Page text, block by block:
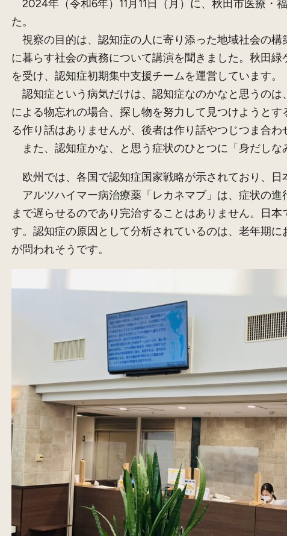
2024年（令和6年）11月11日（月）に、秋田市医療
た。
視察の目的は、認知症の人に寄り添った地域社会の
に暮らす社会の責務について講演を聞きました。秋田
を受け、認知症初期集中支援チームを運営しています。
認知症という病気だけは、認知症なのかなと思うの
による物忘れの場合、探し物を努力して見つけようと
る作り話はありませんが、後者は作り話やつじつま合わ
また、認知症かな、と思う症状のひとつに「身だしな
欧州では、各国で認知症国家戦略が示されており、日
アルツハイマー病治療薬「レカネマブ」は、症状の進
まで遅らせるのであり完治することはありません。日
す。認知症の原因として分析されているのは、老年期
が問われそうです。